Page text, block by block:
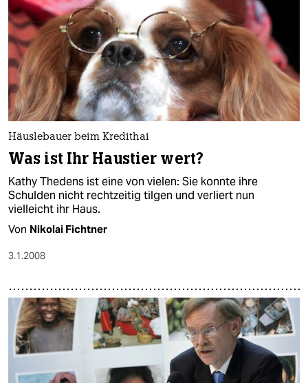
fragen & hilfe
unterstützen
abo
genossenschaft
epaper login
Häuslebauer beim Kredithai
Was ist Ihr Haustier wert?
Kathy Thedens ist eine von vielen: Sie konnte ihre
Schulden nicht rechtzeitig tilgen und verliert nun
vielleicht ihr Haus.
Von Nikolai Fichtner
3.1.2008